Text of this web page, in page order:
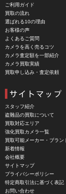
Carl Zeiss Jena（
CASIO（カシオ）
CBL Lens（シービ
CHINON（チノン）
CHIYOCA 千代田
CIESTA（シエスタ
Cineroid（シネロ
CINEVATE （シネ
CIRO （シロ）
CLARUS（クラル
Clay Smith（クレ
COMET（コメット
ご利用ガイド
買取の流れ
選ばれる10の理由
お客様の声
よくあるご質問
カメラを高く売るコツ
カメラ査定額を一部紹介
カメラ買取実績
買取申し込み・査定依頼
スタッフ紹介
盗難品の買取について
買取対応エリア
強化買取カメラ一覧
買取可能メーカー・ブラン
新着情報
会社概要
サイトマップ
プライバシーポリシー
特定商取引法に基づく表記
お問い合わせ